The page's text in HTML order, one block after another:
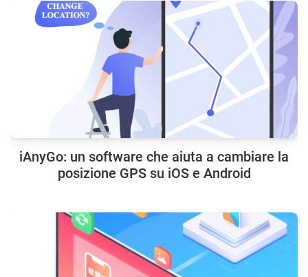
iAnyGo: un software che aiuta a cambiare la
posizione GPS su iOS e Android